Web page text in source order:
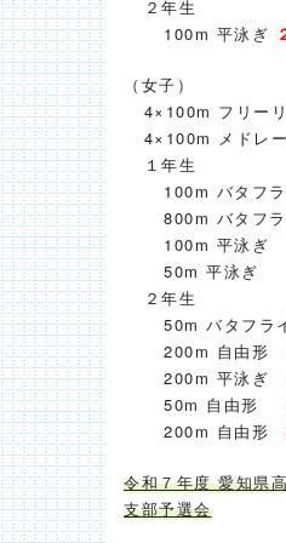
２年生
100m 平泳ぎ
（女子）
4×100m フリー
4×100m メドレ
１年生
100m バタフラ
800m バタフラ
100m 平泳
50m 平泳
２年生
50m バタフラ
200m 自由形
200m 平泳ぎ
50m 自由形
200m 自由形
令和７年度 愛知県
支部予選会